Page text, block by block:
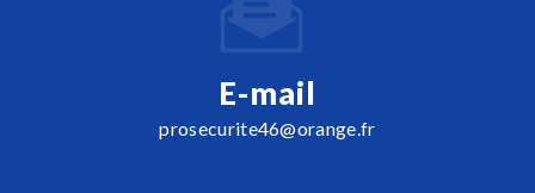
E-mail
prosecurite46@orange.fr